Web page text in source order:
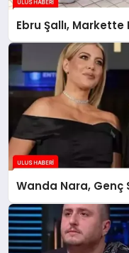
Ebru Şallı,
Wanda Nara, Genç